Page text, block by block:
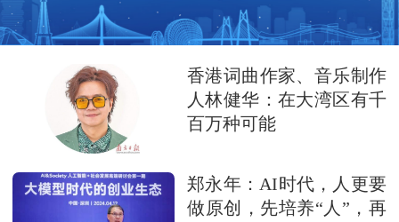
香港词曲作家、音乐制作
人林健华：在大湾区有千
百万种可能
郑永年：AI时代，人更要
做原创，先培养“人”，再